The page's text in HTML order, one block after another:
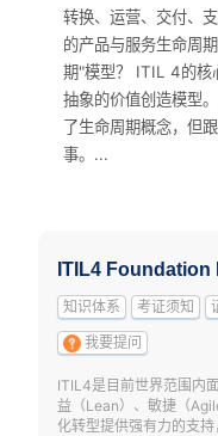
转换、运营、交付、
的产品与服务生命周
期"模型？ ITIL 4的核
抽象的价值创造模型
了生命周期概念，但
事。...
ITIL4 Foundation
知识体系 考证须知
我要提问
ITIL4是目前世界范围内
益（Lean）、敏捷（
化转型提供强有力的支